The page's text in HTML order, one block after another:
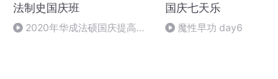
法制史国庆班
2020年华成法硕国庆提高班
国庆七天乐
魔性早功 day6